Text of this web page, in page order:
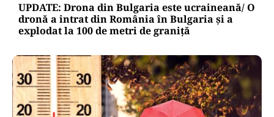
UPDATE: Drona din Bulgaria este ucraineană/ O
dronă a intrat din România în Bulgaria şi a
explodat la 100 de metri de graniţă